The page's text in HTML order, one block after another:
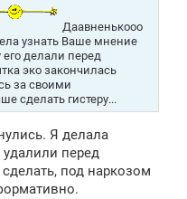
Даавненькооо
узнать Ваше мнение
его делали перед
эко закончилась
за своими
сделать гистеру...
Я делала
перед
под наркозом